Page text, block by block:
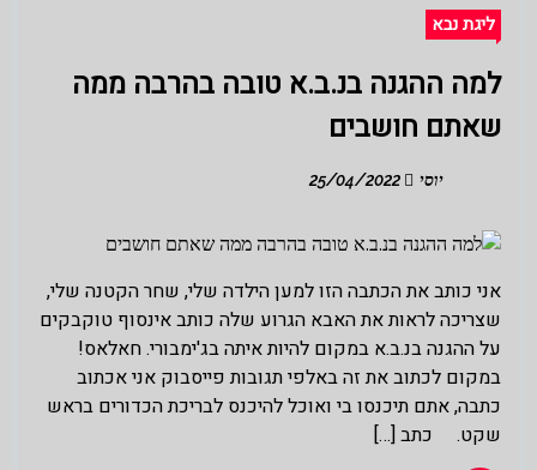
ליגת נבא
למה ההגנה בנ.ב.א טובה בהרבה ממה
שאתם חושבים
יוסי
אני כותב את הכתבה הזו למען הילדה שלי, שחר הקטנה שלי,
שצריכה לראות את האבא הגרוע שלה כותב אינסוף טוקבקים
על ההגנה בנ.ב.א במקום להיות איתה בג'ימבורי. חאלאס!
במקום לכתוב את זה באלפי תגובות פייסבוק אני אכתוב
כתבה, אתם תיכנסו בי ואוכל להיכנס לבריכת הכדורים בראש
שקט. כתב […]